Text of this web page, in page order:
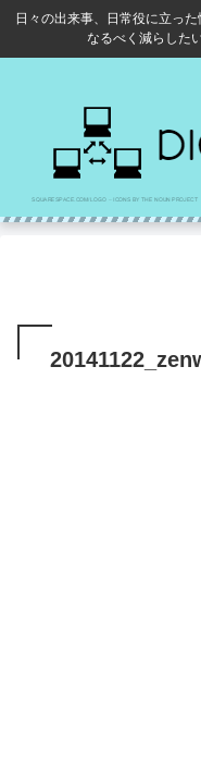
日々の出来事、日常役に立っ
なるべく減らした